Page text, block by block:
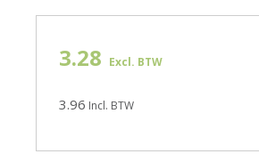
3.28 Excl. BTW
3.96 Incl. BTW